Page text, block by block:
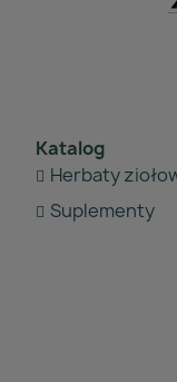
Katalog
Herbaty
Suplementy